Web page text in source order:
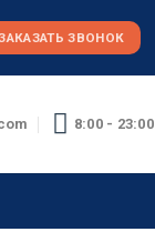
ЗВОНОК
8:00 - 23:00